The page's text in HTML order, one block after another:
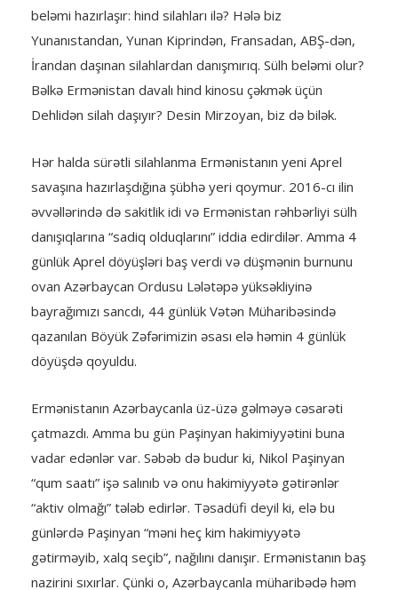
beləmi hazırlaşır: hind silahları ilə? Hələ biz
Yunanıstandan, Yunan Kiprindən, Fransadan, ABŞ-dən,
İrandan daşınan silahlardan danışmırıq. Sülh beləmi olur?
Bəlkə Ermənistan davalı hind kinosu çəkmək üçün
Dehlidən silah daşıyır? Desin Mirzoyan, biz də bilək.
Hər halda sürətli silahlanma Ermənistanın yeni Aprel
savaşına hazırlaşdığına şübhə yeri qoymur. 2016-cı ilin
əvvəllərində də sakitlik idi və Ermənistan rəhbərliyi sülh
danışıqlarına “sadiq olduqlarını” iddia edirdilər. Amma 4
günlük Aprel döyüşləri baş verdi və düşmənin burnunu
ovan Azərbaycan Ordusu Lələtəpə yüksəkliyinə
bayrağımızı sancdı, 44 günlük Vətən Müharibəsində
qazanılan Böyük Zəfərimizin əsası elə həmin 4 günlük
döyüşdə qoyuldu.
Ermənistanın Azərbaycanla üz-üzə gəlməyə cəsarəti
çatmazdı. Amma bu gün Paşinyan hakimiyyətini buna
vadar edənlər var. Səbəb də budur ki, Nikol Paşinyan
“qum saatı” işə salınıb və onu hakimiyyətə gətirənlər
“aktiv olmağı” tələb edirlər. Təsadüfi deyil ki, elə bu
günlərdə Paşinyan “məni heç kim hakimiyyətə
gətirməyib, xalq seçib”, nağılını danışır. Ermənistanın baş
nazirini sıxırlar. Çünki o, Azərbaycanla müharibədə həm